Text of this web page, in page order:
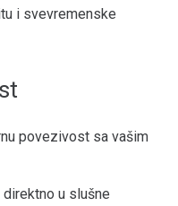
i svevremenske
povezivost sa vašim
u slušne